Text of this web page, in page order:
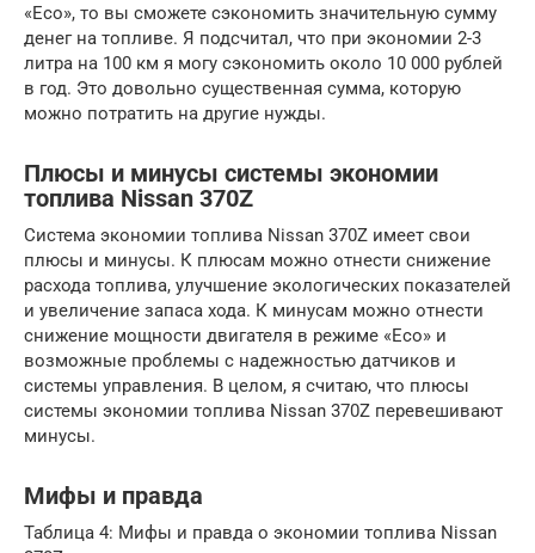
«Eco», то вы сможете сэкономить значительную сумму
денег на топливе. Я подсчитал, что при экономии 2-3
литра на 100 км я могу сэкономить около 10 000 рублей
в год. Это довольно существенная сумма, которую
можно потратить на другие нужды.
Плюсы и минусы системы экономии
топлива Nissan 370Z
Система экономии топлива Nissan 370Z имеет свои
плюсы и минусы. К плюсам можно отнести снижение
расхода топлива, улучшение экологических показателей
и увеличение запаса хода. К минусам можно отнести
снижение мощности двигателя в режиме «Eco» и
возможные проблемы с надежностью датчиков и
системы управления. В целом, я считаю, что плюсы
системы экономии топлива Nissan 370Z перевешивают
минусы.
Мифы и правда
Таблица 4: Мифы и правда о экономии топлива Nissan